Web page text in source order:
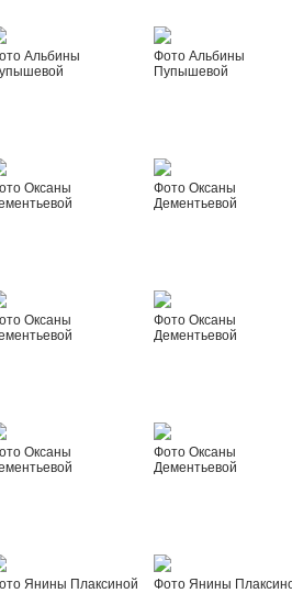
Альбины
Фото Альбины
Пупышевой
Оксаны
Фото Оксаны
Дементьевой
Оксаны
Фото Оксаны
Дементьевой
Оксаны
Фото Оксаны
Дементьевой
Янины Плаксиной Фото Янины